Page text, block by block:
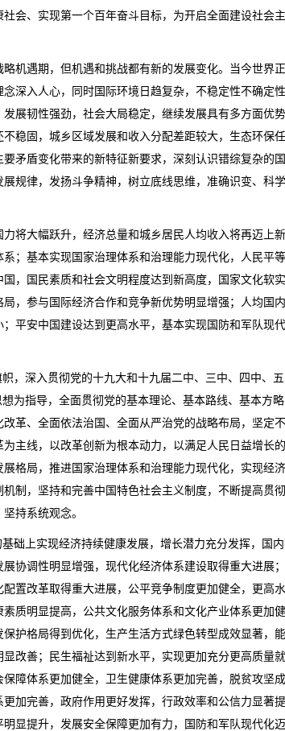
会、实现第一个百年奋斗目标，为开启全面建设社会
机遇期，但机遇和挑战都有新的发展变化。当今世界
深入人心，同时国际环境日趋复杂，不稳定性不确定
展韧性强劲，社会大局稳定，继续发展具有多方面优
稳固，城乡区域发展和收入分配差距较大，生态环保
矛盾变化带来的新特征新要求，深刻认识错综复杂的
规律，发扬斗争精神，树立底线思维，准确识变、科
将大幅跃升，经济总量和城乡居民人均收入将再迈上
；基本实现国家治理体系和治理能力现代化，人民平
，国民素质和社会文明程度达到新高度，国家文化软
，参与国际经济合作和竞争新优势明显增强；人均国
平安中国建设达到更高水平，基本实现国防和军队现
，深入贯彻党的十九大和十九届二中、三中、四中、
为指导，全面贯彻党的基本理论、基本路线、基本方
革、全面依法治国、全面从严治党的战略布局，坚定
主线，以改革创新为根本动力，以满足人民日益增长
格局，推进国家治理体系和治理能力现代化，实现经
制，坚持和完善中国特色社会主义制度，不断提高贯
持系统观念。
础上实现经济持续健康发展，增长潜力充分发挥，国
协调性明显增强，现代化经济体系建设取得重大进展
改革取得重大进展，公平竞争制度更加健全，更高
质明显提高，公共文化服务体系和文化产业体系更加
护格局得到优化，生产生活方式绿色转型成效显著，
改善；民生福祉达到新水平，实现更加充分更高质量
障体系更加健全，卫生健康体系更加完善，脱贫攻坚
加完善，政府作用更好发挥，行政效率和公信力显著
显提升，发展安全保障更加有力，国防和军队现代化迈